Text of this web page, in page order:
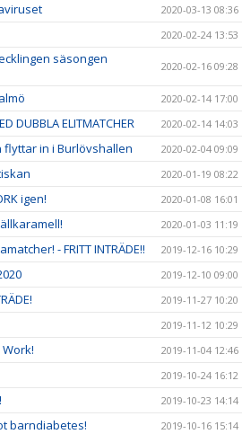
2020-03-13 08:36
2020-02-24 13:53
säsongen
2020-02-16 09:28
2020-02-14 17:00
DUBBLA ELITMATCHER 2020-02-14 14:03
flyttar in i Burlövshallen 2020-02-04 09:09
2020-01-19 08:22
igen! 2020-01-08 16:01
2020-01-03 11:19
- FRITT INTRÄDE!! 2019-12-16 10:29
2019-12-10 09:00
2019-11-27 10:20
2019-11-12 10:29
2019-11-04 12:46
2019-10-24 16:12
2019-10-23 14:14
barndiabetes! 2019-10-16 15:14